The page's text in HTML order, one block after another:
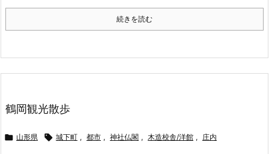
続きを読む
鶴岡観光散歩
 山形県  城下町 , 都市 , 神社仏閣 , 木造校舎/洋館 , 庄内